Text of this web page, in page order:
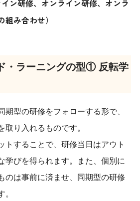
ン研修、オンライン研修、オンラ
み合わせ）
・ラーニングの型① 反転学
期型の研修をフォローする形で、
取り入れるものです。
トすることで、研修当日はアウト
学びを得られます。また、個別に
のは事前に済ませ、同期型の研修
。